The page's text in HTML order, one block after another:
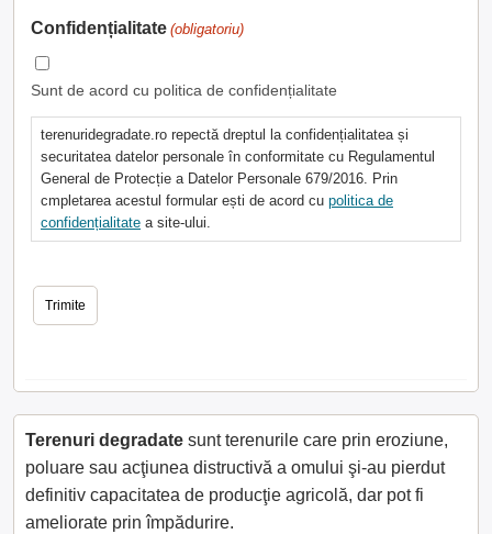
Confidențialitate (obligatoriu)
Sunt de acord cu politica de confidențialitate
terenuridegradate.ro repectă dreptul la confidențialitatea și
securitatea datelor personale în conformitate cu Regulamentul
General de Protecție a Datelor Personale 679/2016. Prin
cmpletarea acestul formular ești de acord cu politica de
confidențialitate a site-ului.
Terenuri degradate sunt terenurile care prin eroziune,
poluare sau acţiunea distructivă a omului şi-au pierdut
definitiv capacitatea de producţie agricolă, dar pot fi
ameliorate prin împădurire.